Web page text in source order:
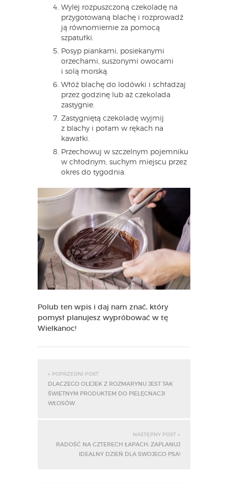
Wylej rozpuszczoną czekoladę na
przygotowaną blachę i rozprowadź
ją równomiernie za pomocą
szpatułki.
Posyp piankami, posiekanymi
orzechami, suszonymi owocami
i solą morską.
Włóż blachę do lodówki i schładzaj
przez godzinę lub aż czekolada
zastygnie.
Zastygniętą czekoladę wyjmij
z blachy i połam w rękach na
kawałki.
Przechowuj w szczelnym pojemniku
w chłodnym, suchym miejscu przez
okres do tygodnia.
Polub ten wpis i daj nam znać, który
pomysł planujesz wypróbować w tę
Wielkanoc!
« POPRZEDNI POST
DLACZEGO OLEJEK Z ROZMARYNU JEST TAK
ŚWIETNYM PRODUKTEM DO PIELĘGNACJI
WŁOSÓW
NASTĘPNY POST »
RADOŚĆ NA CZTERECH ŁAPACH: ZAPLANUJ
IDEALNY DZIEŃ DLA SWOJEGO PSA!